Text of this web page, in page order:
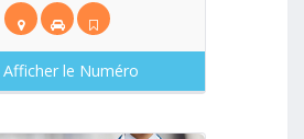
Afficher le Numéro